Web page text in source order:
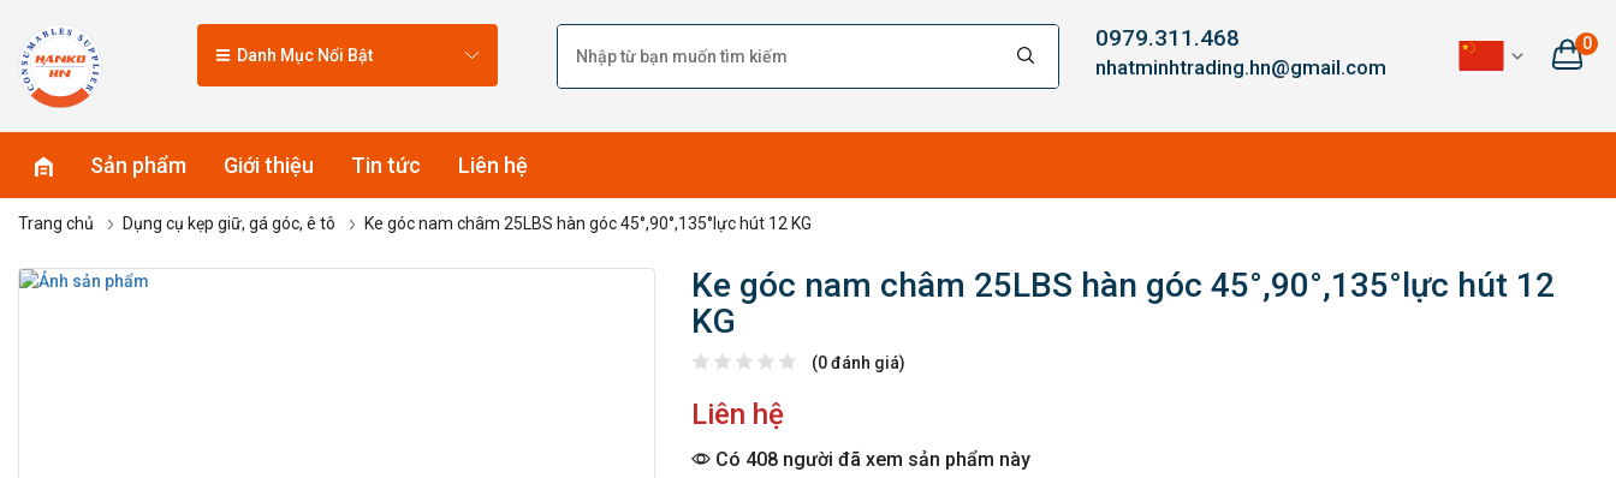
Danh Mục Nổi Bật
0979.311.468
nhatminhtrading.hn@gmail.com
0
Sản phẩm Giới thiệu Tin tức Liên hệ
Trang chủ Dụng cụ kẹp giữ, gá góc, ê tô Ke góc nam châm 25LBS hàn góc 45°,90°,135°lực hút 12 KG
Ke góc nam châm 25LBS hàn góc 45°,90°,135°lực hút 12
KG
(0 đánh giá)
Liên hệ
Có 408 người đã xem sản phẩm này